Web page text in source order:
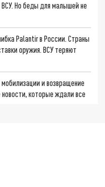
Но беды для малышей не
Palantir в России. Страны
оружия. ВСУ теряют
и возвращение
которые ждали все